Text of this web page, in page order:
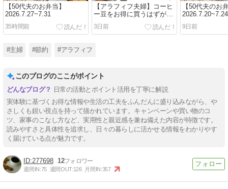
【50代夫のお弁当】
2026.7.27~7.31
35時間前
【アラフィフ夫婦】コーヒ
ー豆をお得に買うはずが、
気づけばスタバにハマって
いました
3日前
【50代夫のお
2026.7.20~7.24
9日前
#主婦 #節約 #アラフィフ
このブログのここがポイント
日常の活動とポイント活用を丁寧に解説
実体験に基づくお得な情報や生活の工夫をふんだんに盛り込みながら、や
さしくも鋭い視点を持って描かれています。キャンペーンや買い物のコ
ツ、家事のこなし方など、実用性と親近感を兼ね備えた内容が特徴です。
読みやすさと具体性を追求し、日々の暮らしに活かせる情報をわかりやす
く届けている点が魅力です。
277698 12
週間IN:75 週間OUT:126 月間IN:357